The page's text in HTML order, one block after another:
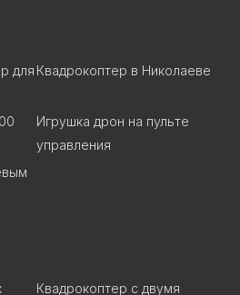
для Квадрокоптер в Николаеве
Игрушка дрон на пульте
управления
Квадрокоптер с двумя